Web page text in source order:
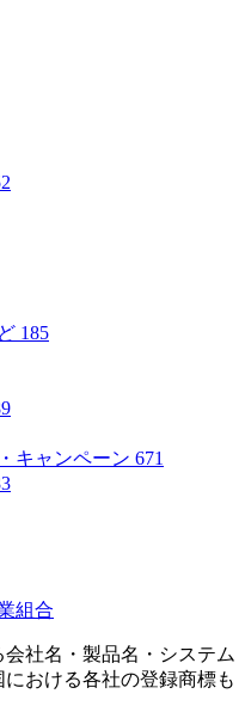
185
キャンペーン 671
組合
社名・製品名・システム
おける各社の登録商標も